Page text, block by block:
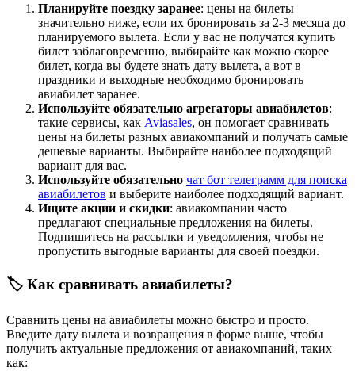
Планируйте поездку заранее: цены на билеты
значительно ниже, если их бронировать за 2-3 месяца до
планируемого вылета. Если у вас не получатся купить
билет заблаговременно, выбирайте как можно скорее
билет, когда вы будете знать дату вылета, а вот в
праздники и выходные необходимо бронировать
авиабилет заранее.
Используйте обязательно агрегаторы авиабилетов:
такие сервисы, как Aviasales, он помогает сравнивать
цены на билеты разных авиакомпаний и получать самые
дешевые варианты. Выбирайте наиболее подходящий
вариант для вас.
Используйте обязательно чат бот телеграмм для поиска
авиабилетов и выберите наиболее подходящий вариант.
Ищите акции и скидки: авиакомпании часто
предлагают специальные предложения на билеты.
Подпишитесь на рассылки и уведомления, чтобы не
пропустить выгодные варианты для своей поездки.
🏷️ Как сравнивать авиабилеты?
Сравнить цены на авиабилеты можно быстро и просто.
Введите дату вылета и возвращения в форме выше, чтобы
получить актуальные предложения от авиакомпаний, таких
как: